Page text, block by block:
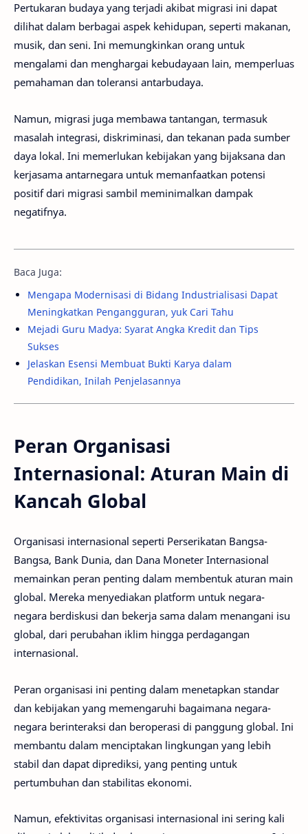
Pertukaran budaya yang terjadi akibat migrasi ini dapat
dilihat dalam berbagai aspek kehidupan, seperti makanan,
musik, dan seni. Ini memungkinkan orang untuk
mengalami dan menghargai kebudayaan lain, memperluas
pemahaman dan toleransi antarbudaya.
Namun, migrasi juga membawa tantangan, termasuk
masalah integrasi, diskriminasi, dan tekanan pada sumber
daya lokal. Ini memerlukan kebijakan yang bijaksana dan
kerjasama antarnegara untuk memanfaatkan potensi
positif dari migrasi sambil meminimalkan dampak
negatifnya.
Baca Juga:
Mengapa Modernisasi di Bidang Industrialisasi Dapat
Meningkatkan Pengangguran, yuk Cari Tahu
Mejadi Guru Madya: Syarat Angka Kredit dan Tips
Sukses
Jelaskan Esensi Membuat Bukti Karya dalam
Pendidikan, Inilah Penjelasannya
Peran Organisasi
Internasional: Aturan Main di
Kancah Global
Organisasi internasional seperti Perserikatan Bangsa-
Bangsa, Bank Dunia, dan Dana Moneter Internasional
memainkan peran penting dalam membentuk aturan main
global. Mereka menyediakan platform untuk negara-
negara berdiskusi dan bekerja sama dalam menangani isu
global, dari perubahan iklim hingga perdagangan
internasional.
Peran organisasi ini penting dalam menetapkan standar
dan kebijakan yang memengaruhi bagaimana negara-
negara berinteraksi dan beroperasi di panggung global. Ini
membantu dalam menciptakan lingkungan yang lebih
stabil dan dapat diprediksi, yang penting untuk
pertumbuhan dan stabilitas ekonomi.
Namun, efektivitas organisasi internasional ini sering kali